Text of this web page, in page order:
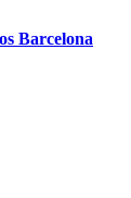
Barcelona